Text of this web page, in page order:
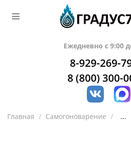
Ежедневно с 9:00
8-929-269-
8 (800) 300-
Главная Самогоноварение ...